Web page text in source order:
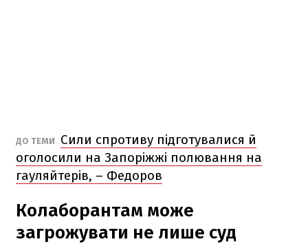
ДО ТЕМИ
Сили спротиву підготувалися й
оголосили на Запоріжжі полювання на
гауляйтерів, – Федоров
Колаборантам може
загрожувати не лише суд